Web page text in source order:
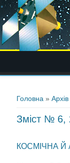
Головна »Архів
Зміст № 6,
КОСМІЧНА Й